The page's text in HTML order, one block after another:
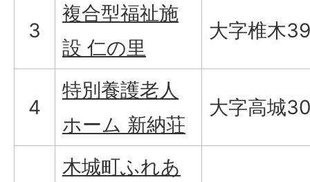
3
複合型福祉施
設 仁の里
大字椎木
4
特別養護老人
ホーム 新納荘
大字高城
木城町ふれあ